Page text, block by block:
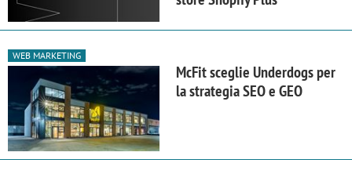
WEB MARKETING
McFit sceglie Underdogs per
la strategia SEO e GEO